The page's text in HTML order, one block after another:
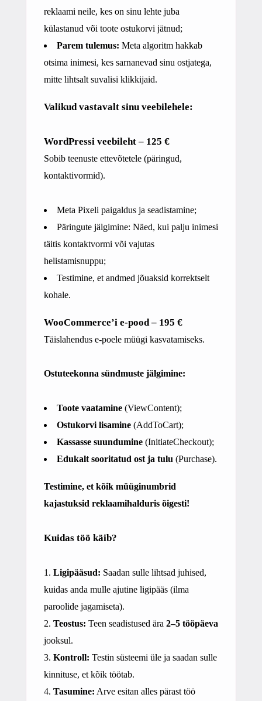
reklaami neile, kes on sinu lehte juba
külastanud või toote ostukorvi jätnud;
Parem tulemus: Meta algoritm hakkab
otsima inimesi, kes sarnanevad sinu ostjatega,
mitte lihtsalt suvalisi klikkijaid.
Valikud vastavalt sinu veebilehele:
WordPressi veebileht – 125 €
Sobib teenuste ettevõtetele (päringud,
kontaktivormid).
Meta Pixeli paigaldus ja seadistamine;
Päringute jälgimine: Näed, kui palju inimesi
täitis kontaktvormi või vajutas
helistamisnuppu;
Testimine, et andmed jõuaksid korrektselt
kohale.
WooCommerce’i e-pood– 195 €
Täislahendus e-poele müügi kasvatamiseks.
Ostuteekonna sündmuste jälgimine:
Toote vaatamine (ViewContent);
Ostukorvi lisamine (AddToCart);
Kassasse suundumine (InitiateCheckout);
Edukalt sooritatud ost ja tulu (Purchase).
Testimine, et kõik müüginumbrid
kajastuksid reklaamihalduris õigesti!
Kuidas töö käib?
Ligipääsud: Saadan sulle lihtsad juhised,
kuidas anda mulle ajutine ligipääs (ilma
paroolide jagamiseta).
Teostus: Teen seadistused ära 2–5 tööpäeva
jooksul.
Kontroll: Testin süsteemi üle ja saadan sulle
kinnituse, et kõik töötab.
Tasumine: Arve esitan alles pärast töö